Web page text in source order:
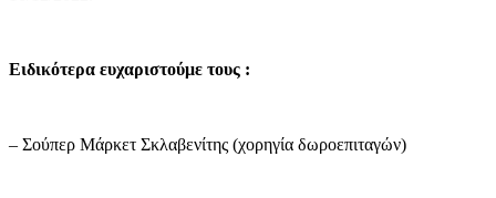
Ειδικότερα ευχαριστούμε τους :
– Σούπερ Μάρκετ Σκλαβενίτης (χορηγία δωροεπιταγών)